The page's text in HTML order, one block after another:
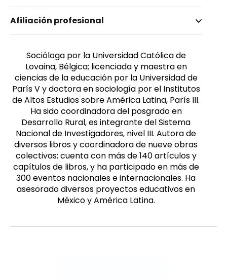
Comboni Salinas, Sonia
Femenino
Afiliación profesional
Socióloga por la Universidad Católica de
Lovaina, Bélgica; licenciada y maestra en
ciencias de la educación por la Universidad de
París V y doctora en sociología por el Institutos
de Altos Estudios sobre América Latina, París III.
Ha sido coordinadora del posgrado en
Desarrollo Rural, es integrante del Sistema
Nacional de Investigadores, nivel III. Autora de
diversos libros y coordinadora de nueve obras
colectivas; cuenta con más de 140 artículos y
capítulos de libros, y ha participado en más de
300 eventos nacionales e internacionales. Ha
asesorado diversos proyectos educativos en
México y América Latina.